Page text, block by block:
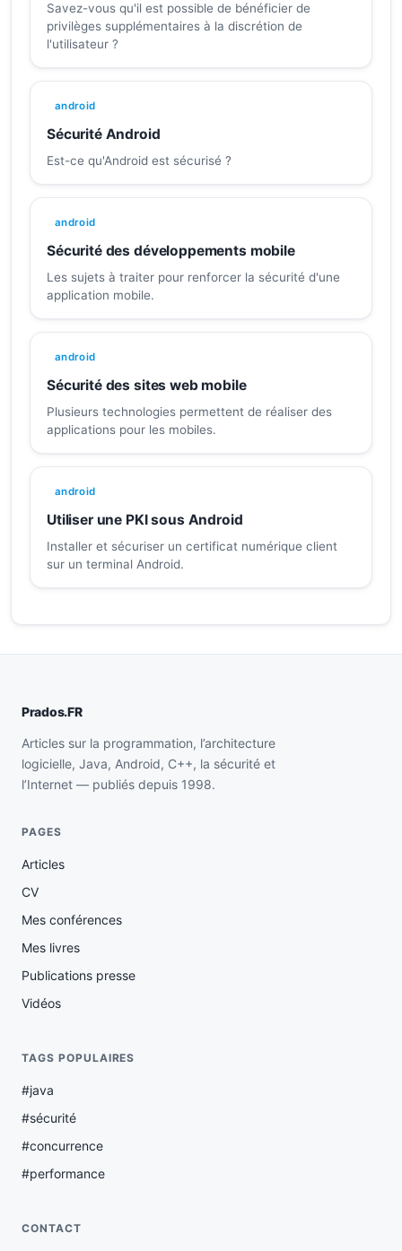
Savez-vous qu'il est possible de bénéficier de
privilèges supplémentaires à la discrétion de
l'utilisateur ?
Sécurité Android
android
Est-ce qu'Android est sécurisé ?
Sécurité des développements mobile
android
Les sujets à traiter pour renforcer la sécurité d'une
application mobile.
Sécurité des sites web mobile
android
Plusieurs technologies permettent de réaliser des
applications pour les mobiles.
Utiliser une PKI sous Android
android
Installer et sécuriser un certificat numérique client
sur un terminal Android.
Prados.FR
Articles sur la programmation, l’architecture
logicielle, Java, Android, C++, la sécurité et
l’Internet — publiés depuis 1998.
PAGES
Articles
CV
Mes conférences
Mes livres
Publications presse
Vidéos
TAGS POPULAIRES
#java
#sécurité
#concurrence
#performance
CONTACT